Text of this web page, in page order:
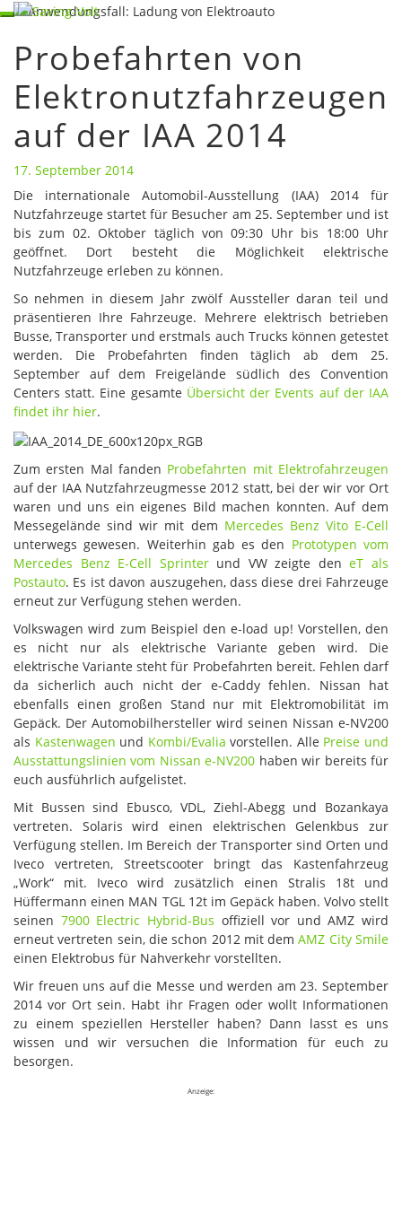
Skip
content
Toggle
Probefahrten
von
Elektronutzfahrzeugen
auf
IAA
Probefahrten von
Elektronutzfahrzeugen
auf der IAA 2014
17. September 2014
Die internationale Automobil-Ausstellung (IAA) 2014 für
Nutzfahrzeuge startet für Besucher am 25. September und ist
bis zum 02. Oktober täglich von 09:30 Uhr bis 18:00 Uhr
geöffnet. Dort besteht die Möglichkeit elektrische
Nutzfahrzeuge erleben zu können.
So nehmen in diesem Jahr zwölf Aussteller daran teil und
präsentieren Ihre Fahrzeuge. Mehrere elektrisch betrieben
Busse, Transporter und erstmals auch Trucks können getestet
werden. Die Probefahrten finden täglich ab dem 25.
September auf dem Freigelände südlich des Convention
Centers statt. Eine gesamte Übersicht der Events auf der IAA
findet ihr hier.
Zum ersten Mal fanden Probefahrten mit Elektrofahrzeugen
auf der IAA Nutzfahrzeugmesse 2012 statt, bei der wir vor Ort
waren und uns ein eigenes Bild machen konnten. Auf dem
Messegelände sind wir mit dem Mercedes Benz Vito E-Cell
unterwegs gewesen. Weiterhin gab es den Prototypen vom
Mercedes Benz E-Cell Sprinterund VW zeigte deneT als
Postauto. Es ist davon auszugehen, dass diese drei Fahrzeuge
erneut zur Verfügung stehen werden.
Volkswagen wird zum Beispiel den e-load up! Vorstellen, den
es nicht nur als elektrische Variante geben wird. Die
elektrische Variante steht für Probefahrten bereit. Fehlen darf
da sicherlich auch nicht der e-Caddy fehlen. Nissan hat
ebenfalls einen großen Stand nur mit Elektromobilität im
Gepäck. Der Automobilhersteller wird seinen Nissan e-NV200
als Kastenwagen und Kombi/Evalia vorstellen. Alle Preise und
Ausstattungslinien vom Nissan e-NV200 haben wir bereits für
euch ausführlich aufgelistet.
Mit Bussen sind Ebusco, VDL, Ziehl-Abegg und Bozankaya
vertreten. Solaris wird einen elektrischen Gelenkbus zur
Verfügung stellen. Im Bereich der Transporter sind Orten und
Iveco vertreten, Streetscooter bringt das Kastenfahrzeug
„Work“ mit. Iveco wird zusätzlich einen Stralis 18t und
Hüffermann einen MAN TGL 12t im Gepäck haben. Volvo stellt
seinen 7900 Electric Hybrid-Bus offiziell vor und AMZ wird
erneut vertreten sein, die schon 2012 mit demAMZ City Smile
einen Elektrobus für Nahverkehr vorstellten.
Wir freuen uns auf die Messe und werden am 23. September
2014 vor Ort sein. Habt ihr Fragen oder wollt Informationen
zu einem speziellen Hersteller haben? Dann lasst es uns
wissen und wir versuchen die Information für euch zu
besorgen.
Anzeige: